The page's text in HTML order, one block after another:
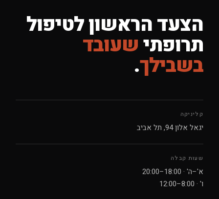
הצעד הראשון לטיפול
תרופתישעובד
בשבילך.
קליניקה
יגאל אלון 94, תל אביב
שעות קבלה
א'–ה' · 18:00–20:00
ו' · 8:00–12:00